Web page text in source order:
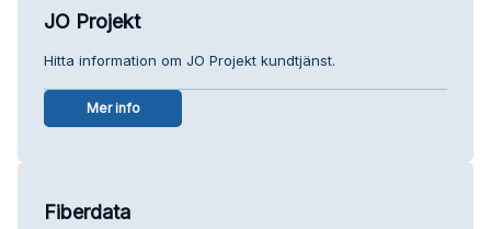
JO Projekt
Hitta information om JO Projekt kundtjänst.
Mer info
Fiberdata